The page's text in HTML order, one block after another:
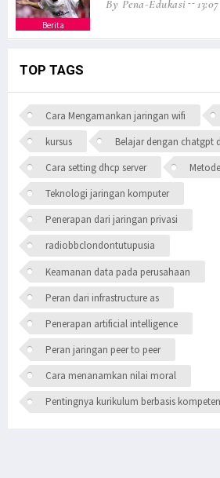
Berita
By Pena-Edukasi
TOP TAGS
Cara Mengamankan jaringan wifi
kursus
Belajar dengan chatgpt
Cara setting dhcp server
Teknologi jaringan komputer
Penerapan dari jaringan privasi
radiobbclondontutupusia
Keamanan data pada perusahaan
Peran dari infrastructure as
Penerapan artificial intelligence
Peran jaringan peer to peer
Cara menanamkan nilai moral
Pentingnya kurikulum berbasis